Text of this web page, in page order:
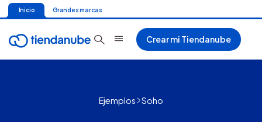
Inicio Grandes marcas
Crear mi Tiendanube
Ejemplos Soho